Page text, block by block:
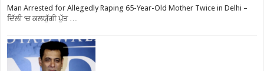
Man Arrested for Allegedly Raping 65-Year-Old Mother Twice in Delhi –
ਦਿੱਲੀ ‘ਚ ਕਲਯੁੱਗੀ ਪੁੱਤ …